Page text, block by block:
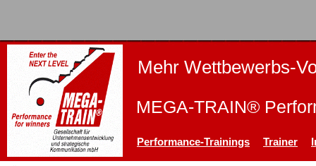
Mehr Wettbewerbs-
MEGA-TRAIN®
Performance-Trainings Trainer